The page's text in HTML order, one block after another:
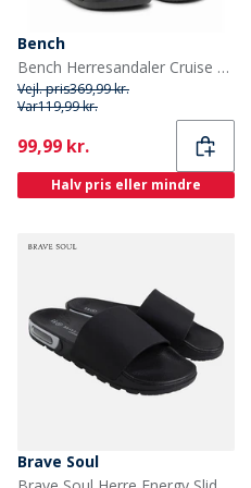
Bench
Bench Herresandaler Cruise Sort/Sort/Hvid
Vejl. pris369,99 kr.
Var119,99 kr.
Current
99,99 kr.
Halv pris eller mindre
Brave Soul